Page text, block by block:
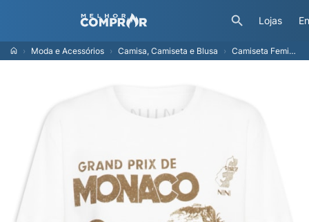
Lojas
Moda e Acessórios Camisa, Camiseta e Blusa Camiseta Feminina Monaco - Off White